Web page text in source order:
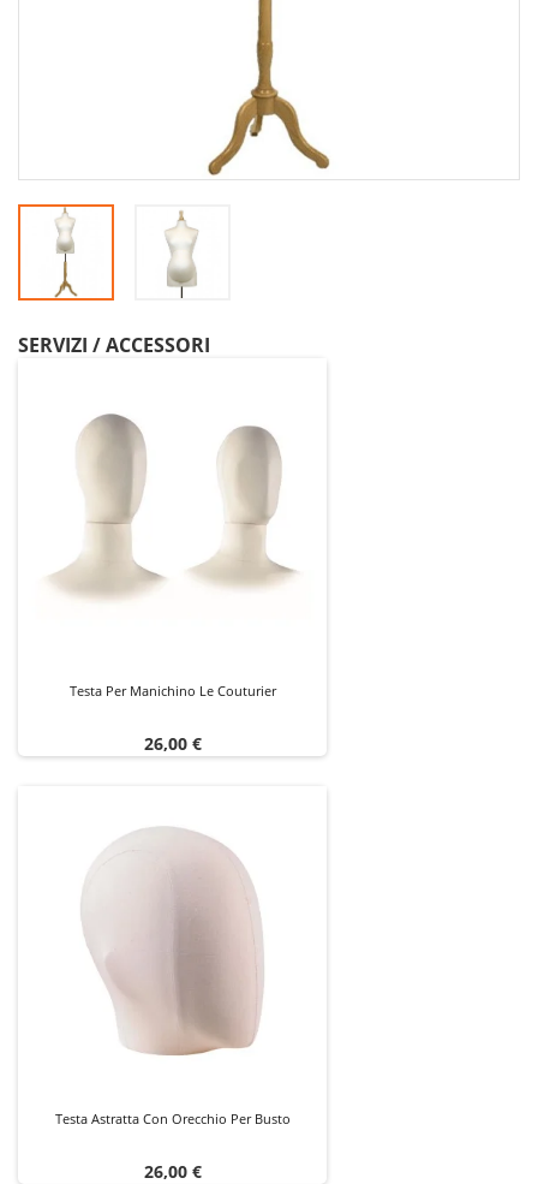
SERVIZI / ACCESSORI
Testa Per Manichino Le Couturier
Prezzo
26,00 €
Testa Astratta Con Orecchio Per Busto
Prezzo
26,00 €